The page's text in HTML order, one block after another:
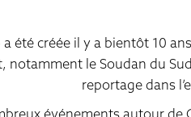
a été créée il y a bientôt 10
le Soudan du
reportage dans